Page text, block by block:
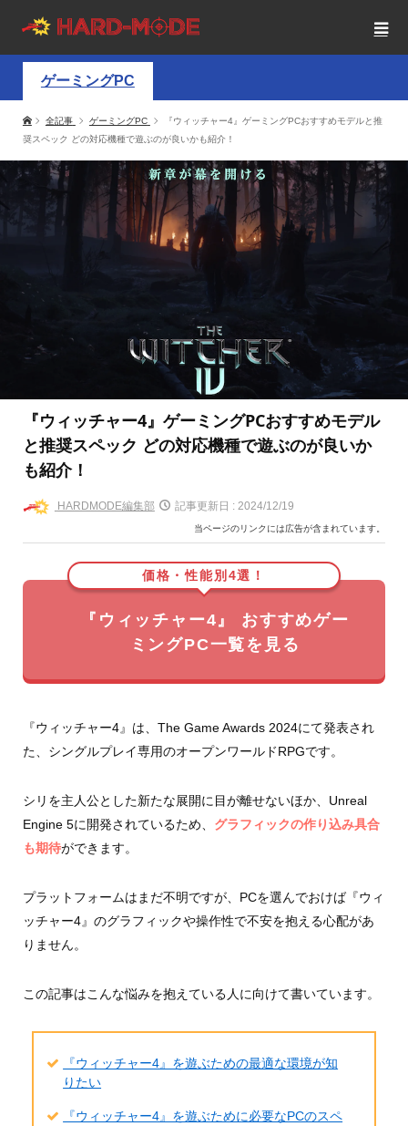
ゲーミングPC
全記事 ゲーミングPC
『ウィッチャー4』ゲーミングPCおすすめモデルと推
奨スペック どの対応機種で遊ぶのが良いかも紹介！
『ウィッチャー4』ゲーミングPCおすすめモデル
と推奨スペック どの対応機種で遊ぶのが良いか
も紹介！
HARDMODE編集部 記事更新日 : 2024/12/19
当ページのリンクには広告が含まれています。
価格・性能別4選！
『ウィッチャー4』 おすすめゲー
ミングPC一覧を見る
『ウィッチャー4』は、The Game Awards 2024にて発表され
た、シングルプレイ専用のオープンワールドRPGです。
シリを主人公とした新たな展開に目が離せないほか、Unreal
Engine 5に開発されているため、 グラフィックの作り込み具合
も期待ができます。
プラットフォームはまだ不明ですが、PCを選んでおけば『ウィ
ッチャー4』のグラフィックや操作性で不安を抱える心配があ
りません。
この記事はこんな悩みを抱えている人に向けて書いています。
『ウィッチャー4』を遊ぶための最適な環境が知
りたい
『ウィッチャー4』を遊ぶために必要なPCのスペ